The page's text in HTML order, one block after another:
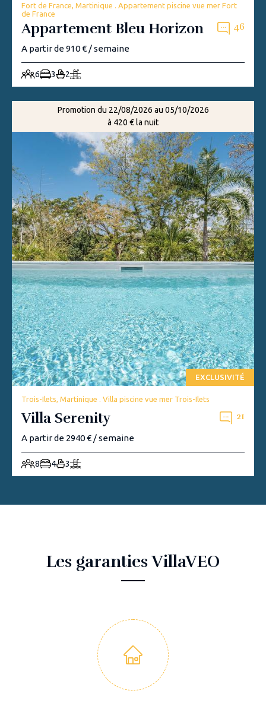
Fort de France, Martinique . Appartement piscine vue mer Fort
de France
Appartement Bleu Horizon 46
A partir de 910 € / semaine
6 3 2
Promotion du 22/08/2026 au 05/10/2026
à 420 € la nuit
EXCLUSIVITÉ
Trois-Ilets, Martinique . Villa piscine vue mer Trois-Ilets
Villa Serenity 21
A partir de 2940 € / semaine
8 4 3
Les garanties VillaVEO